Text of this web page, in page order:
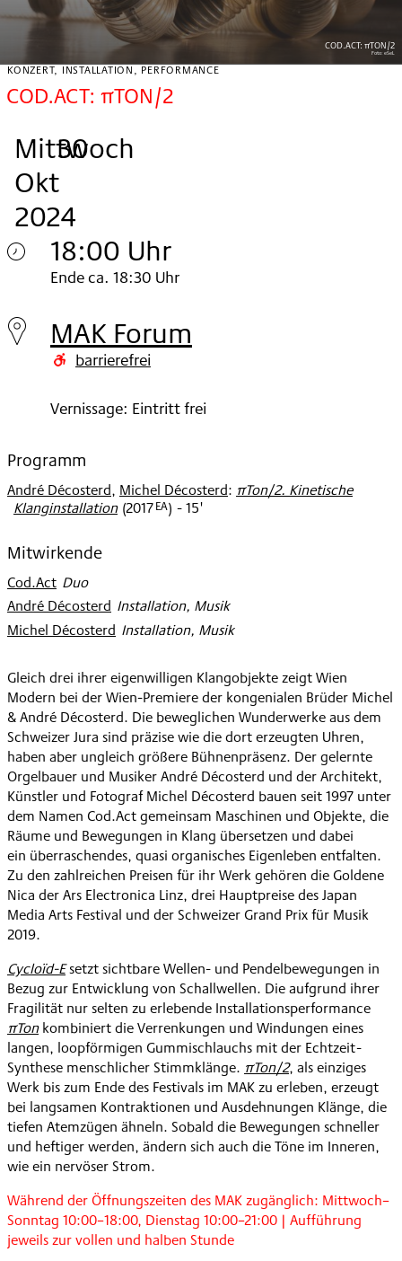
COD.ACT: πTON/2
Foto: eSeL
KONZERT, INSTALLATION, PERFORMANCE
COD.ACT: πTON/2
Mittwoch
, 30
.
Okt
2024
.
18:00 Uhr
Mittwoch
30.
Okt
Ende ca. 18:30 Uhr
MAK Forum
barrierefrei
Vernissage: Eintritt frei
Programm
André Décosterd, Michel Décosterd: πTon/2. Kinetische
Klanginstallation (2017EA) - 15'
Mitwirkende
Cod.Act
: Duo
André Décosterd: Installation, Musik
Michel Décosterd: Installation, Musik
Gleich drei ihrer eigenwilligen Klangobjekte zeigt Wien
Modern bei der Wien-Premiere der kongenialen Brüder Michel
& André Décosterd. Die beweglichen Wunderwerke aus dem
Schweizer Jura sind präzise wie die dort erzeugten Uhren,
haben aber ungleich größere Bühnenpräsenz. Der gelernte
Orgelbauer und Musiker André Décosterd und der Architekt,
Künstler und Fotograf Michel Décosterd bauen seit 1997 unter
dem Namen Cod.Act gemeinsam Maschinen und Objekte, die
Räume und Bewegungen in Klang übersetzen und dabei
ein überraschendes, quasi organisches Eigenleben entfalten.
Zu den zahlreichen Preisen für ihr Werk gehören die Goldene
Nica der Ars Electronica Linz, drei Hauptpreise des Japan
Media Arts Festival und der Schweizer Grand Prix für Musik
2019.
Cycloïd-Esetzt sichtbare Wellen- und Pendelbewegungen in
Bezug zur Entwicklung von Schallwellen. Die aufgrund ihrer
Fragilität nur selten zu erlebende Installationsperformance
πTonkombiniert die Verrenkungen und Windungen eines
langen, loopförmigen Gummischlauchs mit der Echtzeit-
Synthese menschlicher Stimmklänge. πTon/2, als einziges
Werk bis zum Ende des Festivals im MAK zu erleben, erzeugt
bei langsamen Kontraktionen und Ausdehnungen Klänge, die
tiefen Atemzügen ähneln. Sobald die Bewegungen schneller
und heftiger werden, ändern sich auch die Töne im Inneren,
wie ein nervöser Strom.
Während der Öffnungszeiten des MAK zugänglich: Mittwoch–
Sonntag 10:00–18:00, Dienstag 10:00–21:00 | Aufführung
jeweils zur vollen und halben Stunde